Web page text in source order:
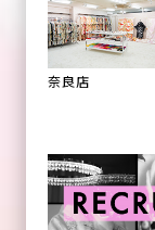
奈良店